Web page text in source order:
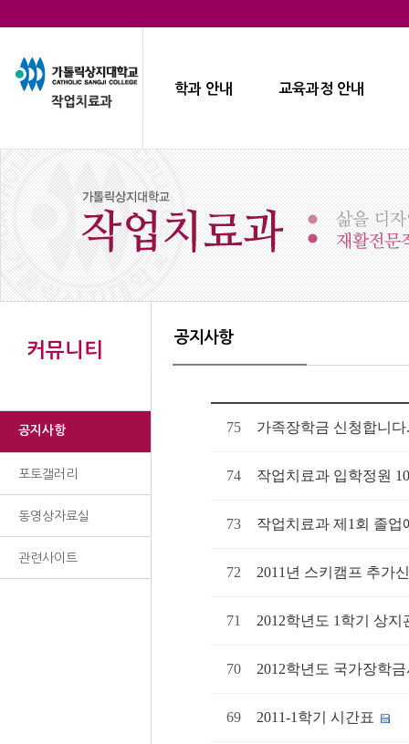
학과 안내 교육과정 안내
커뮤니티
공지사항
포토갤러리
동영상자료실
관련사이트
공지사항
75 가족장학금 신청합니다.
74 작업치료과 입학정원
73 작업치료과 제1회 졸
72 2011년 스키캠프 추가
71 2012학년도 1학기 상지
70 2012학년도 국가장학
69 2011-1학기 시간표